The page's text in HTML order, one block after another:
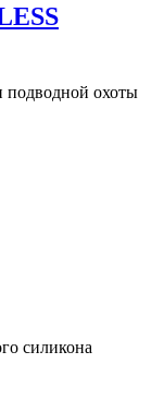
подводной охоты
силикона